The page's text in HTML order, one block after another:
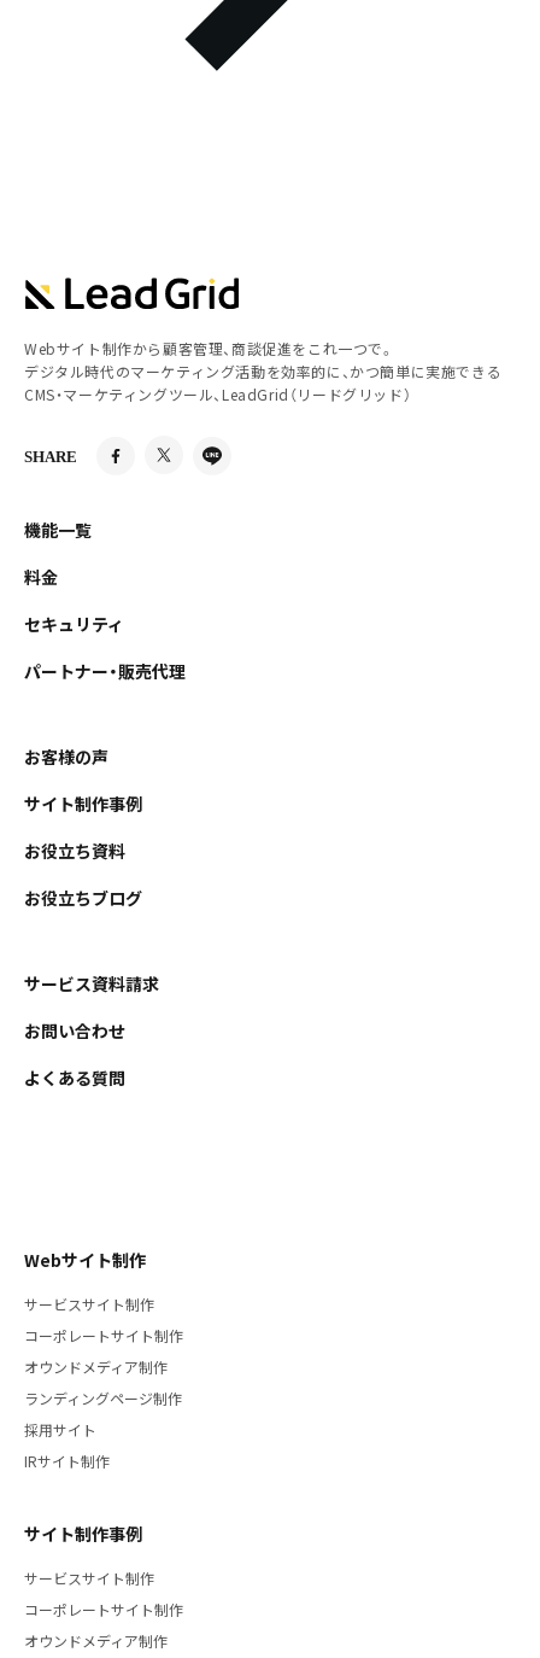
Webサイト制作から顧客管理、商談促進をこれ一つで。
デジタル時代のマーケティング活動を効率的に、かつ簡単に実施できる
CMS・マーケティングツール、LeadGrid（リードグリッド）
SHARE
機能一覧
料金
セキュリティ
パートナー・販売代理
お客様の声
サイト制作事例
お役立ち資料
お役立ちブログ
サービス資料請求
お問い合わせ
よくある質問
Webサイト制作
サービスサイト制作
コーポレートサイト制作
オウンドメディア制作
ランディングページ制作
採用サイト
IRサイト制作
サイト制作事例
サービスサイト制作
コーポレートサイト制作
オウンドメディア制作